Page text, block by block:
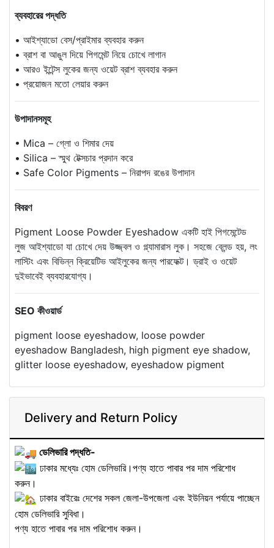
ব্যবহারের পদ্ধতি
• আইশ্যাডো বেস/প্রাইমার ব্যবহার করুন
• ব্রাশ বা আঙুল দিয়ে পিগমেন্ট নিয়ে চোখে লাগান
• আরও ইন্টেন্স লুকের জন্য ওয়েট ব্রাশ ব্যবহার করুন
• প্রয়োজন মতো লেয়ার করুন
উপাদানসমূহ
• Mica – গ্লো ও শিমার দেয়
• Silica – স্মুথ টেক্সচার প্রদান করে
• Safe Color Pigments – নিরাপদ রঙের উপাদান
বিবরণ
Pigment Loose Powder Eyeshadow একটি হাই পিগমেন্টেড
লুজ আইশ্যাডো যা চোখে দেয় উজ্জ্বল ও গ্ল্যামারাস লুক। সহজে ব্লেন্ড হয়, লং
লাস্টিং এবং বিভিন্ন ক্রিয়েটিভ আইলুকের জন্য পারফেক্ট। ড্রাই ও ওয়েট
দুইভাবেই ব্যবহারযোগ্য।
SEO কীওয়ার্ড
pigment loose eyeshadow, loose powder
eyeshadow Bangladesh, high pigment eye shadow,
glitter loose eyeshadow, eyeshadow pigment
Delivery and Return Policy
ডেলিভারি পদ্ধতি-
ঢাকার মধ্যেঃ হোম ডেলিভারি।পণ্য হাতে পাবার পর দাম পরিশোধ
করুন।
ঢাকার বাইরেঃ দেশের সকল জেলা-উপজেলা এবং ইউনিয়ন পর্যায়ে পাচ্ছেন
হোম ডেলিভারি সুবিধা।
পণ্য হাতে পাবার পর দাম পরিশোধ করুন।